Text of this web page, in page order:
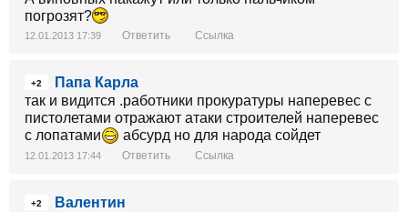
погрозят?
12.01.2013 17:39 Ответить Ссылка
+2
Папа Карла
так и видится .работники прокуратуры наперевес с
пистолетами отражают атаки строителей наперевес
с лопатами
абсурд но для народа сойдет
12.01.2013 17:44 Ответить Ссылка
+2
Валентин